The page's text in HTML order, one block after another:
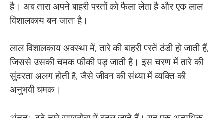
है। अब तारा अपने बाहरी परतों को फैला लेता है और एक लाल
विशालकाय बन जाता है।
लाल विशालकाय अवस्था में, तारे की बाहरी परतें ठंडी हो जाती हैं,
जिससे उसकी चमक फीकी पड़ जाती है। इस चरण में तारे की
सुंदरता अलग होती है, जैसे जीवन की संध्या में व्यक्ति की
अनुभवी चमक।